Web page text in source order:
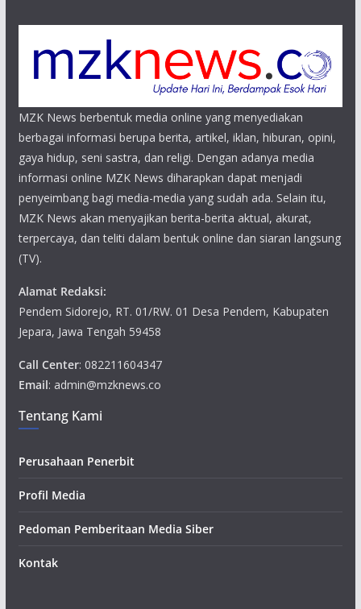
MZK News berbentuk media online yang menyediakan
berbagai informasi berupa berita, artikel, iklan, hiburan, opini,
gaya hidup, seni sastra, dan religi. Dengan adanya media
informasi online MZK News diharapkan dapat menjadi
penyeimbang bagi media-media yang sudah ada. Selain itu,
MZK News akan menyajikan berita-berita aktual, akurat,
terpercaya, dan teliti dalam bentuk online dan siaran langsung
(TV).
Alamat Redaksi:
Pendem Sidorejo, RT. 01/RW. 01 Desa Pendem, Kabupaten
Jepara, Jawa Tengah 59458
Call Center: 082211604347
Email: admin@mzknews.co
Tentang Kami
Perusahaan Penerbit
Profil Media
Pedoman Pemberitaan Media Siber
Kontak